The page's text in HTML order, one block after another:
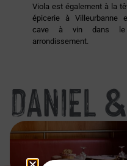
Viola est également à la
épicerie à Villeurbanne
cave à vin dans le
arrondissement.
DANIEL